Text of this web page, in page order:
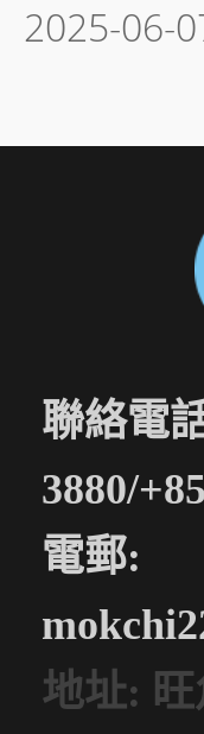
2025-06-
聯絡電
3880/
電郵:
地址: